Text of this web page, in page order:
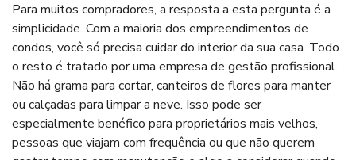
Para muitos compradores, a resposta a esta pergunta é a
simplicidade. Com a maioria dos empreendimentos de
condos, você só precisa cuidar do interior da sua casa. Todo
o resto é tratado por uma empresa de gestão profissional.
Não há grama para cortar, canteiros de flores para manter
ou calçadas para limpar a neve. Isso pode ser
especialmente benéfico para proprietários mais velhos,
pessoas que viajam com frequência ou que não querem